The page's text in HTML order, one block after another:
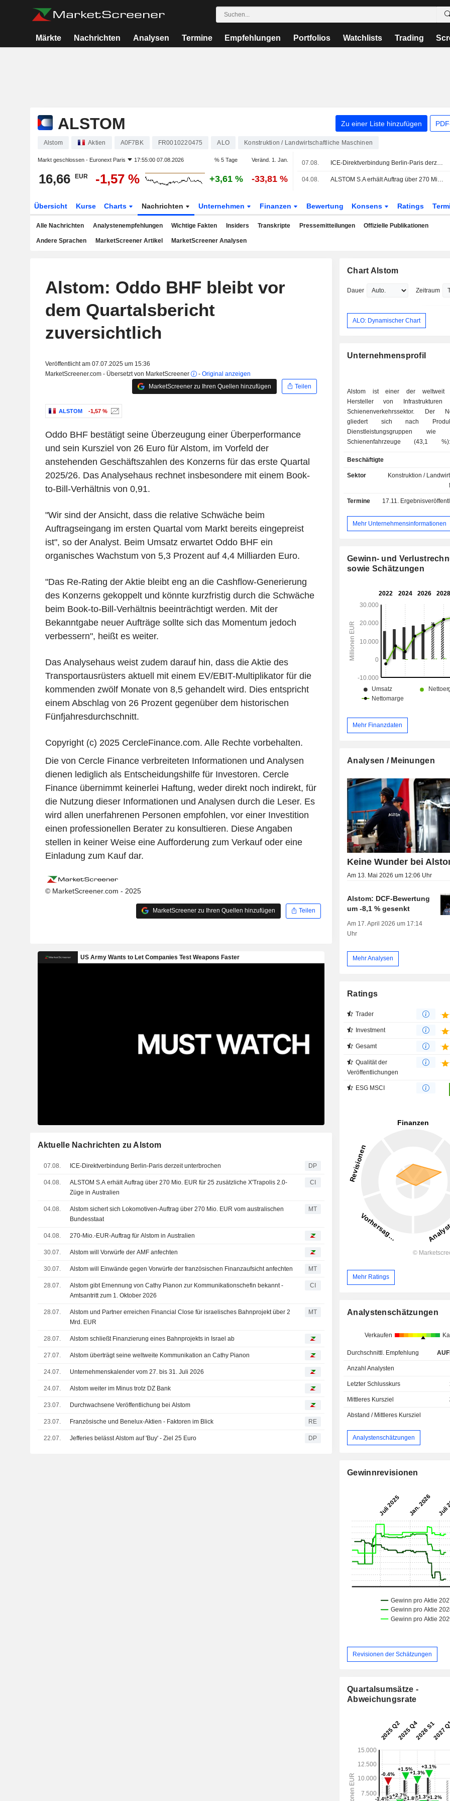
Märkte Nachrichten Analysen Termine Empfehlungen Portfolios Watchlists Trading
ALSTOM Zu einer Liste hinzufügen
Alstom Aktien A0F7BK FR0010220475 ALO Konstruktion / Landwirtschaftliche Maschinen
Markt geschlossen - Euronext Paris 17:55:00 07.08.2026 % 5 Tage Veränd. 1. Jan.
16,66 EUR -1,57 % +3,61 % -33,81 %
07.08. ICE-Direktverbindung Berlin-Paris derzeit unterbrochen
04.08. ALSTOM S.A erhält Auftrag über 270 Mio. EUR für 25 zusätzliche X'Trapolis 2.0-Züge in Australien
Übersicht Kurse Charts Nachrichten Unternehmen Finanzen Bewertung Konsens Ratings
Alle Nachrichten Analystenempfehlungen Wichtige Fakten Insiders Transkripte Pressemitteilungen Offizielle Publikationen
Andere Sprachen MarketScreener Artikel MarketScreener Analysen
Alstom: Oddo BHF bleibt vor
dem Quartalsbericht
zuversichtlich
Veröffentlicht am 07.07.2025 um 15:36
MarketScreener.com - Übersetzt von MarketScreener
- Original anzeigen
MarketScreener zu Ihren Quellen hinzufügen
Teilen
ALSTOM -1,57 %
Oddo BHF bestätigt seine Überzeugung einer Überperformance
und sein Kursziel von 26 Euro für Alstom, im Vorfeld der
anstehenden Geschäftszahlen des Konzerns für das erste Quartal
2025/26. Das Analysehaus rechnet insbesondere mit einem Book-
to-Bill-Verhältnis von 0,91.
"Wir sind der Ansicht, dass die relative Schwäche beim
Auftragseingang im ersten Quartal vom Markt bereits eingepreist
ist", so der Analyst. Beim Umsatz erwartet Oddo BHF ein
organisches Wachstum von 5,3 Prozent auf 4,4 Milliarden Euro.
"Das Re-Rating der Aktie bleibt eng an die Cashflow-Generierung
des Konzerns gekoppelt und könnte kurzfristig durch die Schwäche
beim Book-to-Bill-Verhältnis beeinträchtigt werden. Mit der
Bekanntgabe neuer Aufträge sollte sich das Momentum jedoch
verbessern", heißt es weiter.
Das Analysehaus weist zudem darauf hin, dass die Aktie des
Transportausrüsters aktuell mit einem EV/EBIT-Multiplikator für die
kommenden zwölf Monate von 8,5 gehandelt wird. Dies entspricht
einem Abschlag von 26 Prozent gegenüber dem historischen
Fünfjahresdurchschnitt.
Copyright (c) 2025 CercleFinance.com. Alle Rechte vorbehalten.
Die von Cercle Finance verbreiteten Informationen und Analysen
dienen lediglich als Entscheidungshilfe für Investoren. Cercle
Finance übernimmt keinerlei Haftung, weder direkt noch indirekt, für
die Nutzung dieser Informationen und Analysen durch die Leser. Es
wird allen unerfahrenen Personen empfohlen, vor einer Investition
einen professionellen Berater zu konsultieren. Diese Angaben
stellen in keiner Weise eine Aufforderung zum Verkauf oder eine
Einladung zum Kauf dar.
© MarketScreener.com - 2025
MarketScreener zu Ihren Quellen hinzufügen Teilen
Aktuelle Nachrichten zu Alstom
07.08. ICE-Direktverbindung Berlin-Paris derzeit unterbrochen DP
04.08.
ALSTOM S.A erhält Auftrag über 270 Mio. EUR für 25 zusätzliche X'Trapolis 2.0-
Züge in Australien
CI
04.08.
Alstom sichert sich Lokomotiven-Auftrag über 270 Mio. EUR vom australischen
Bundesstaat
MT
04.08. 270-Mio.-EUR-Auftrag für Alstom in Australien
30.07. Alstom will Vorwürfe der AMF anfechten
30.07. Alstom will Einwände gegen Vorwürfe der französischen Finanzaufsicht anfechten MT
28.07.
Alstom gibt Ernennung von Cathy Pianon zur Kommunikationschefin bekannt -
Amtsantritt zum 1. Oktober 2026
CI
28.07.
Alstom und Partner erreichen Financial Close für israelisches Bahnprojekt über 2
Mrd. EUR
MT
28.07. Alstom schließt Finanzierung eines Bahnprojekts in Israel ab
27.07. Alstom überträgt seine weltweite Kommunikation an Cathy Pianon
24.07. Unternehmenskalender vom 27. bis 31. Juli 2026
24.07. Alstom weiter im Minus trotz DZ Bank
23.07. Durchwachsene Veröffentlichung bei Alstom
23.07. Französische und Benelux-Aktien - Faktoren im Blick RE
22.07. Jefferies belässt Alstom auf 'Buy' - Ziel 25 Euro DP
Chart Alstom
Dauer Zeitraum
ALO: Dynamischer Chart
Unternehmensprofil
Alstom ist einer der weltweit
Hersteller von
Schienenverkehrssektor. Der
gliedert sich nach
Dienstleistungsgruppen
Schienenfahrzeuge (43,1
Dienstleistungen (38,4 %):
Modernisierung,
Eisenbahninfrastrukturen (9,1 %):
Bahnstromversorgungssysteme,
elektromechanische
den automatischen Fahrkartenkauf,
Rolltreppen, Aufzüge für
Belüftungs-, Klima- und
Der Nettoumsatz verteilt sich
folgt: Frankreich (14,3 %), Europa
Amerika (16,3 %), Asien/Pazifik
Naher Osten/Afrika/Zentralasien
Beschäftigte
Sektor
Konstruktion /
Termine 17.11.
Mehr Unternehmensinformationen
Gewinn- und
sowie Schätzungen
Mehr Finanzdaten
Analysen / Meinungen
Keine Wunder bei
Am 13. Mai 2026 um 12:06 Uhr
Alstom: DCF-Bewertung
um -8,1 % gesenkt
Am 17. April 2026 um 17:14
Uhr
Mehr Analysen
Ratings
Trader
Investment
Gesamt
Qualität der
Veröffentlichungen
ESG MSCI
Mehr Ratings
Analystenschätzungen
Verkaufen
Durchschnittl. Empfehlung
Anzahl Analysten
Letzter Schlusskurs
Mittleres Kursziel
Abstand / Mittleres Kursziel
Analystenschätzungen
Gewinnrevisionen
Revisionen der Schätzungen
Quartalsumsätze -
Abweichungsrate